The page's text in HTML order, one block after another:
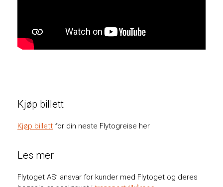
Kjøp billett
Kjøp billett for din neste Flytogreise her
Les mer
Flytoget AS’ ansvar for kunder med Flytoget og deres